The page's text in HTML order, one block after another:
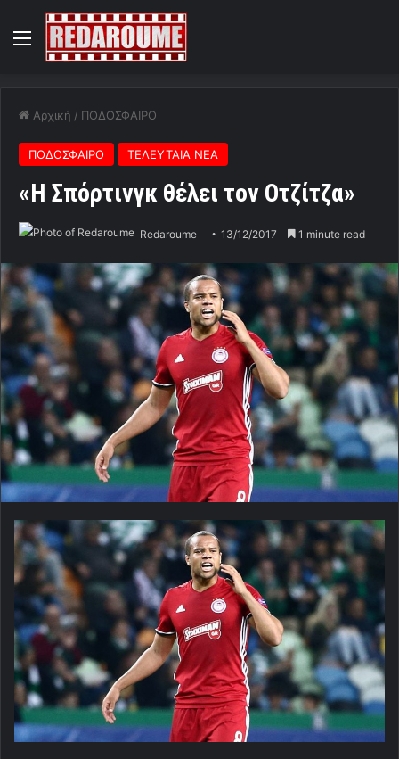
Menu
Αρχική / ΠΟΔΟΣΦΑΙΡΟ
ΠΟΔΟΣΦΑΙΡΟ ΤΕΛΕΥΤΑΙΑ ΝΕΑ
«Η Σπόρτινγκ θέλει τον Οτζίτζα»
Redaroume 13/12/2017 1 minute read